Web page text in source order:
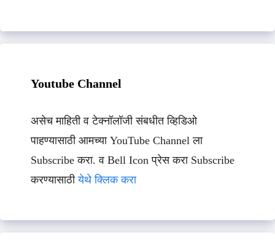
Youtube Channel
असेच माहिती व टेक्नॉलॉजी संबधीत व्हिडिओ
पाहण्यासाठी आमच्या YouTube Channel ला
Subscribe करा. व Bell Icon प्रेस करा Subscribe
करण्यासाठीयेथे क्लिक करा